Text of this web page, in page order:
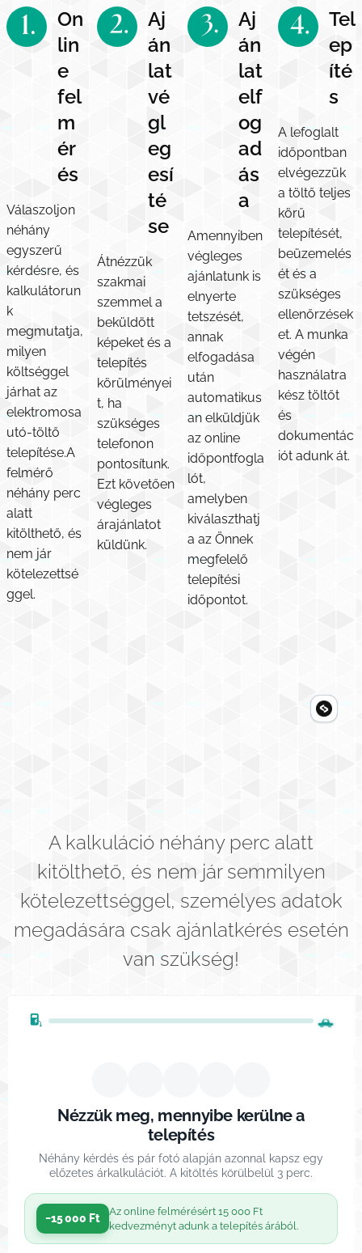
On
lin
e
fel
m
ér
és
Válaszoljon
néhány
egyszerű
kérdésre, és
kalkulátorun
k
megmutatja,
milyen
költséggel
járhat az
elektromosa
utó-töltő
telepítése.A
felmérő
néhány perc
alatt
kitölthető, és
nem jár
kötelezettsé
ggel.
Aj
án
lat
vé
gl
eg
esí
té
se
Átnézzük
szakmai
szemmel a
beküldött
képeket és a
telepítés
körülményei
t, ha
szükséges
telefonon
pontosítunk.
Ezt követően
végleges
árajánlatot
küldünk.
Aj
án
lat
elf
og
ad
ás
a
Amennyiben
végleges
ajánlatunk is
elnyerte
tetszését,
annak
elfogadása
után
automatikus
an elküldjük
az online
időpontfogla
lót,
amelyben
kiválaszthatj
a az Önnek
megfelelő
telepítési
időpontot.
Tel
ep
íté
s
A lefoglalt
időpontban
elvégezzük
a töltő teljes
körű
telepítését,
beüzemelés
ét és a
szükséges
ellenőrzések
et. A munka
végén
használatra
kész töltőt
és
dokumentác
iót adunk át.
A kalkuláció néhány perc alatt
kitölthető, és nem jár semmilyen
kötelezettséggel, személyes adatok
megadására csak ajánlatkérés esetén
van szükség!
Nézzük meg, mennyibe kerülne a
telepítés
Néhány kérdés és pár fotó alapján azonnal kapsz egy
előzetes árkalkulációt. A kitöltés körülbelül 3 perc.
−15 000 Ft
Az online felmérésért 15 000 Ft
kedvezményt adunk a telepítés árából.